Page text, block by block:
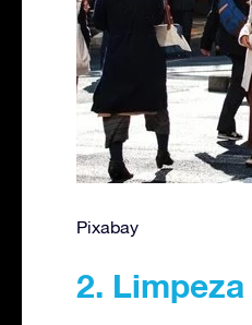
Pixabay
2.